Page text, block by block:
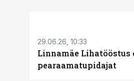
29.06.26, 10:33
Linnamäe Lihatööstus
pearaamatupidajat